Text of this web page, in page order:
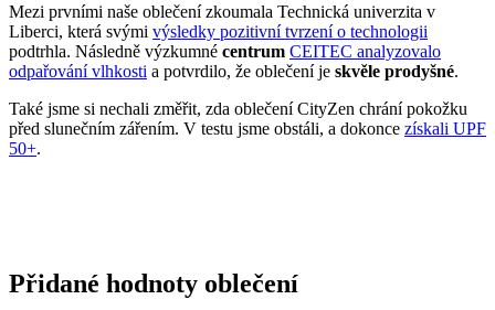
Mezi prvními naše oblečení zkoumala Technická univerzita v
Liberci, která svými výsledky pozitivní tvrzení o technologii
podtrhla. Následně výzkumné centrum CEITEC analyzovalo
odpařování vlhkosti a potvrdilo, že oblečení je skvěle prodyšné.
Také jsme si nechali změřit, zda oblečení CityZen chrání pokožku
před slunečním zářením. V testu jsme obstáli, a dokonce získali UPF
50+.
Přidané hodnoty oblečení